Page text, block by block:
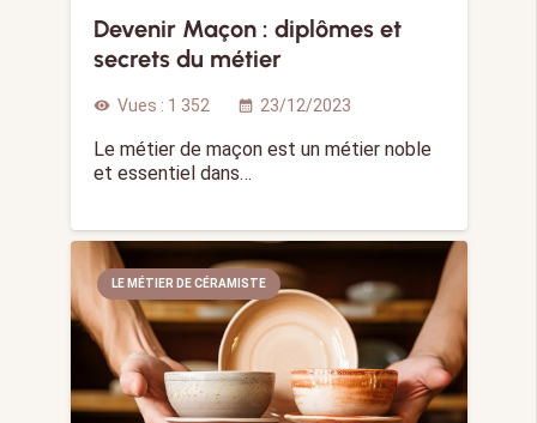
Devenir Maçon : diplômes et
secrets du métier
visibility Vues : 1 352 calendar_month 23/12/2023
Le métier de maçon est un métier noble
et essentiel dans…
LE MÉTIER DE CÉRAMISTE